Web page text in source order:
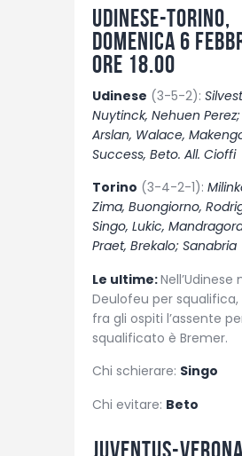
Udinese-Torino,
domenica 6
ore 18.00
Udinese (3-5-2):
Nuytinck, Nehuen
Arslan, Walace,
Success, Beto. All. Cioffi
Torino (3-4-2-1):
Zima, Buongiorno,
Singo, Lukic,
Praet, Brekalo; Sanabria
Le ultime:Nell’Udinese
Deulofeu per
fra gli ospiti l’assente
squalificato è Bremer.
Chi schierare: Singo
Chi evitare: Beto
Juventus-Verona,